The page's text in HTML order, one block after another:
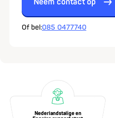
Neem contact op
Of bel:085 0477740
Nederlandstalige en